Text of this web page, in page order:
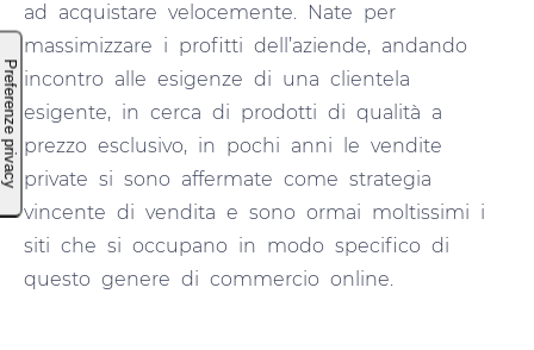
ad acquistare velocemente. Nate per
massimizzare i profitti dell’aziende, andando
incontro alle esigenze di una clientela
esigente, in cerca di prodotti di qualità a
prezzo esclusivo, in pochi anni le vendite
private si sono affermate come strategia
vincente di vendita e sono ormai moltissimi i
siti che si occupano in modo specifico di
questo genere di commercio online.